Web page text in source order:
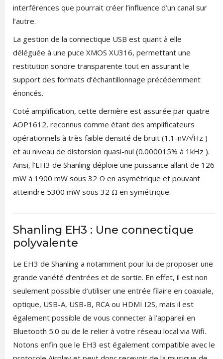
interférences que pourrait créer l’influence d’un canal sur
l’autre.
La gestion de la connectique USB est quant à elle
déléguée à une puce XMOS XU316, permettant une
restitution sonore transparente tout en assurant le
support des formats d’échantillonnage précédemment
énoncés.
Coté amplification, cette dernière est assurée par quatre
AOP1612, reconnus comme étant des amplificateurs
opérationnels à très faible densité de bruit (1.1-nV/√Hz )
et au niveau de distorsion quasi-nul (0.000015% à 1kHz ).
Ainsi, l'EH3 de Shanling déploie une puissance allant de 126
mW à 1900 mW sous 32 Ω en asymétrique et pouvant
atteindre 5300 mW sous 32 Ω en symétrique.
Shanling EH3 : Une connectique
polyvalente
Le EH3 de Shanling a notamment pour lui de proposer une
grande variété d’entrées et de sortie. En effet, il est non
seulement possible d’utiliser une entrée filaire en coaxiale,
optique, USB-A, USB-B, RCA ou HDMI I2S, mais il est
également possible de vous connecter à l’appareil en
Bluetooth 5.0 ou de le relier à votre réseau local via Wifi.
Notons enfin que le EH3 est également compatible avec le